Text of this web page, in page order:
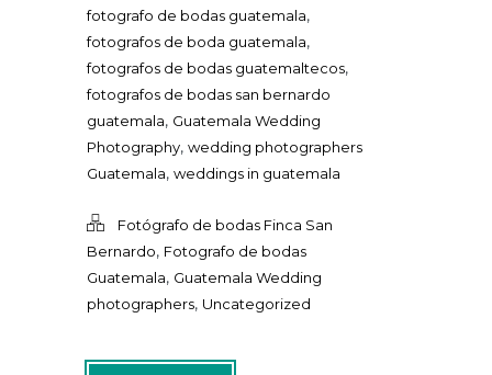
fotografo de bodas guatemala,
fotografos de boda guatemala,
fotografos de bodas guatemaltecos,
fotografos de bodas san bernardo
guatemala, Guatemala Wedding
Photography, wedding photographers
Guatemala, weddings in guatemala
Fotógrafo de bodas Finca San
Bernardo, Fotografo de bodas
Guatemala, Guatemala Wedding
photographers, Uncategorized